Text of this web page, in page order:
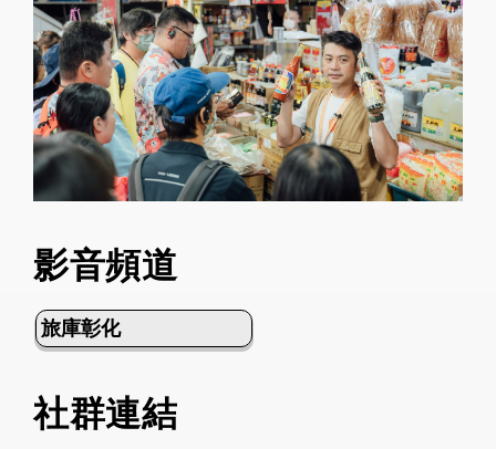
影音頻道
旅庫彰化
社群連結